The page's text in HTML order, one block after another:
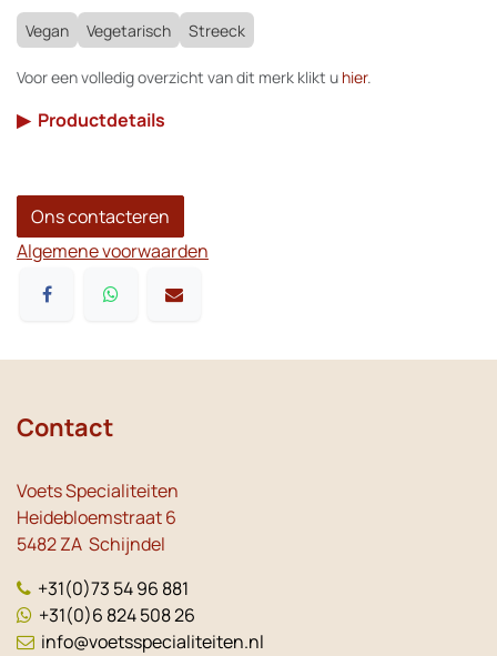
Vegan Vegetarisch Streeck
Voor een volledig overzicht van dit merk klikt u hier.
▶ Productdetails
Ons contacteren
Algemene voorwaarden
Contact
Voets Specialiteiten
Heidebloemstraat 6
5482 ZA Schijndel
+31(0)73 54 96 881
+31(0)6 824 508 26
info@voetsspecialiteiten.nl